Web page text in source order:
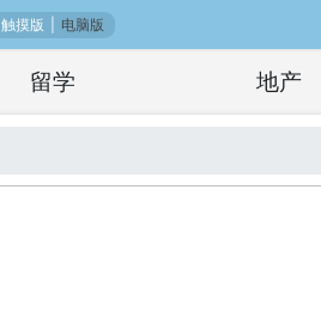
触摸版 电脑版
留学 地产